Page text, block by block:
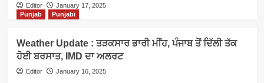
Editor
January 17, 2025
Punjab
Punjabi
Weather Update : ਤੜਕਸਾਰ ਭਾਰੀ ਮੀਂਹ, ਪੰਜਾਬ ਤੋਂ ਦਿੱਲੀ ਤੱਕ
ਹੋਈ ਬਰਸਾਤ, IMD ਦਾ ਅਲਰਟ
Editor January 16, 2025